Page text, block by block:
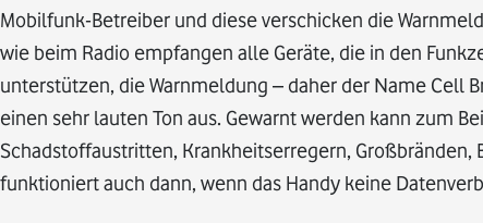
Mobilfunk-Betreiber und diese verschicken die
wie beim Radio empfangen alle Geräte, die in den
unterstützen, die Warnmeldung – daher der Name Cell
einen sehr lauten Ton aus. Gewarnt werden kann zum
Schadstoffaustritten, Krankheitserregern,
funktioniert auch dann, wenn das Handy keine